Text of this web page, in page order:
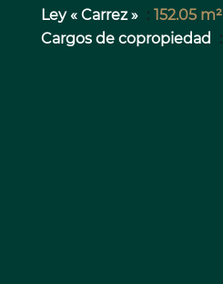
Ley « Carrez »
152.05 m²
Cargos de copropiedad